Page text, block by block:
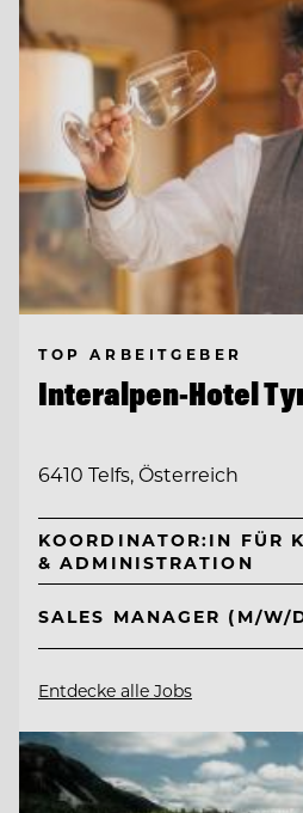
TOP ARBEITGEBER
Interalpen-Hotel
6410 Telfs, Österreich
KOORDINATOR:IN FÜR
& ADMINISTRATION
SALES MANAGER (M/W/
Entdecke alle Jobs